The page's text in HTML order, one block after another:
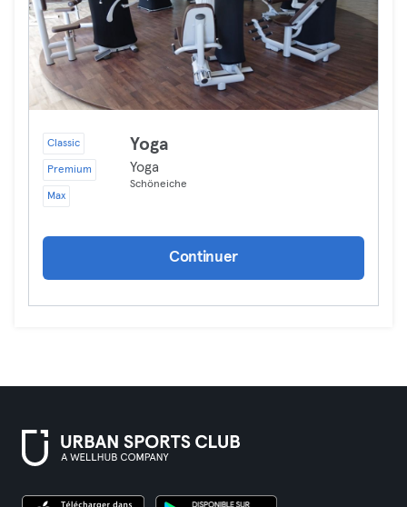
Classic
Premium
Max
Yoga
Yoga
Schöneiche
Continuer